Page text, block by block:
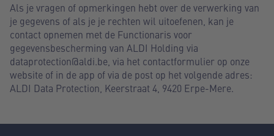
Als je vragen of opmerkingen hebt over de verwerking van
je gegevens of als je je rechten wil uitoefenen, kan je
contact opnemen met de Functionaris voor
gegevensbescherming van ALDI Holding via
dataprotection@aldi.be, via het contactformulier op onze
website of in de app of via de post op het volgende adres:
ALDI Data Protection, Keerstraat 4, 9420 Erpe-Mere.